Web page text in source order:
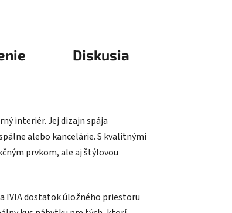
Diskusia
interiér. Jej dizajn spája
alebo kancelárie. S kvalitnými
prvkom, ale aj štýlovou
IVIA dostatok úložného priestoru